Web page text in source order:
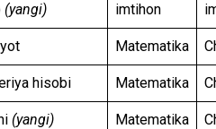
(yangi)
imtihon
Matematika
hisobi Matematika
(yangi) Matematika